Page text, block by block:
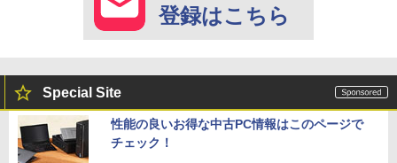
登録はこちら
Special Site
性能の良いお得な中古PC情報はこのページで
チェック！